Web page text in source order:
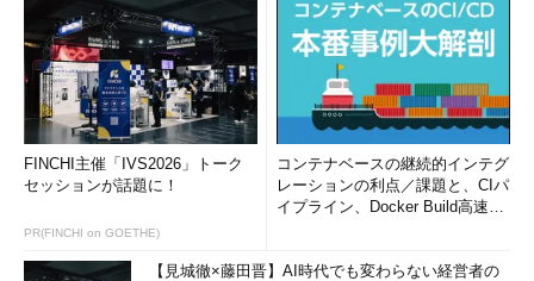
FINCHI主催「IVS2026」トーク
セッションが話題に！
PR(FINCHI on GOETHE)
コンテナベースの継続的インテグ
レーションの利点／課題と、CIパ
イプライン、Docker Build高速化
【見城徹×藤田晋】AI時代でも変わらない経営者の